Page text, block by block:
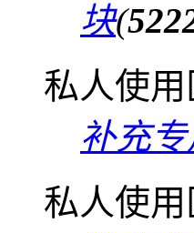
块(
私人使
补充
私人使